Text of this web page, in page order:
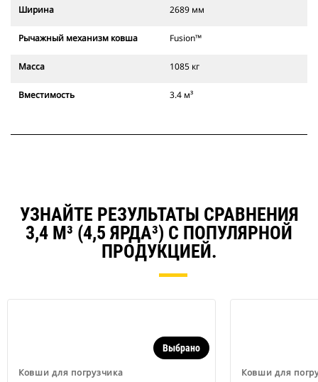
Ширина 2689 мм
Рычажный механизм ковша Fusion™
Масса 1085 кг
Вместимость 3.4 м³
УЗНАЙТЕ РЕЗУЛЬТАТЫ СРАВНЕНИЯ
3,4 М³ (4,5 ЯРДА³) С ПОПУЛЯРНОЙ
ПРОДУКЦИЕЙ.
Ковши для погрузчика
Выбрано
Ковши для